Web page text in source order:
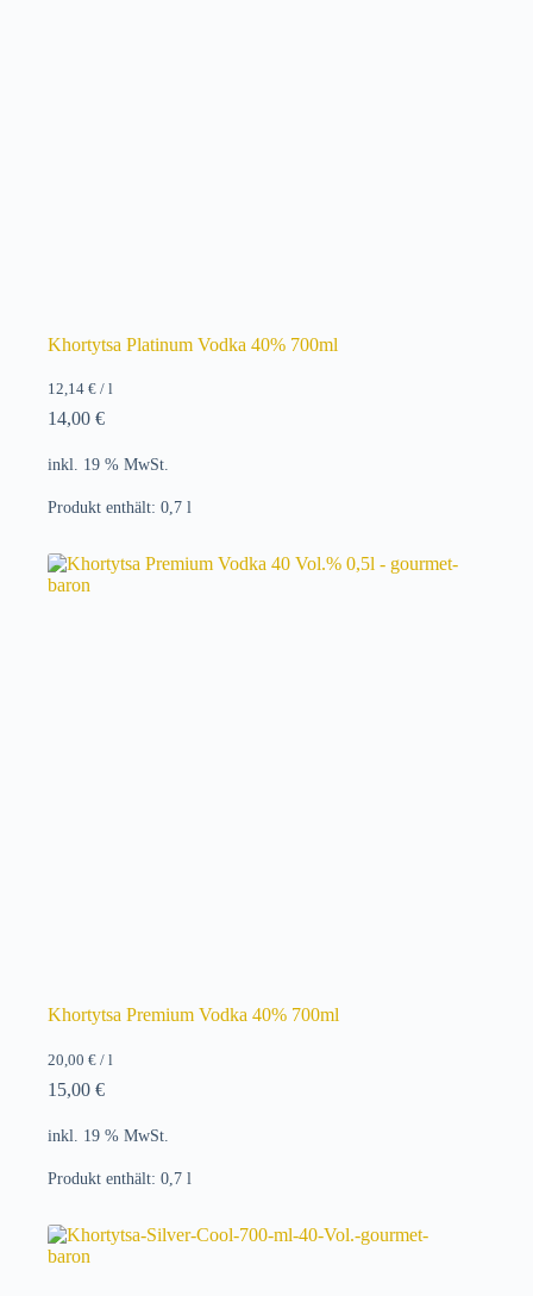
Khortytsa Platinum Vodka 40% 700ml
12,14 € / l
14,00 €
inkl. 19 % MwSt.
Produkt enthält: 0,7 l
Khortytsa Premium Vodka 40% 700ml
20,00 € / l
15,00 €
inkl. 19 % MwSt.
Produkt enthält: 0,7 l